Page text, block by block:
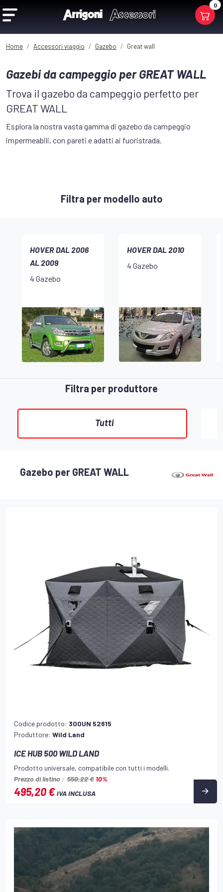
0
Home Accessori viaggio Gazebo Great wall
Gazebi da campeggio per GREAT WALL
Trova il gazebo da campeggio perfetto per
GREAT WALL
Esplora la nostra vasta gamma di gazebo da campeggio
impermeabili, con pareti e adatti ai fuoristrada.
Filtra per modello auto
HOVER DAL 2006
AL 2009
4 Gazebo
HOVER DAL 2010
4 Gazebo
Filtra per produttore
Tutti
Gazebo per GREAT WALL
Codice prodotto: 300UN 52615
Produttore: Wild Land
ICE HUB 500 WILD LAND
Prodotto universale, compatibile con tutti i modelli.
Prezzo di listino : 550,22 € 10%
495,20 €IVA INCLUSA